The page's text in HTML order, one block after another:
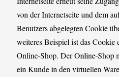
von der Internetseite und dem
Benutzers abgelegten Cookie
weiteres Beispiel ist das Cookie
Online-Shop. Der Online-Shop
ein Kunde in den virtuellen